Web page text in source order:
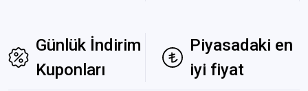
Günlük İndirim
Kuponları
Piyasadaki en
iyi fiyat